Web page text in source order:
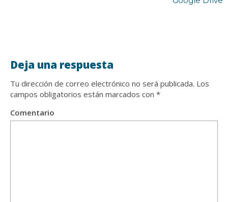
Deja una respuesta
Tu dirección de correo electrónico no será publicada. Los
campos obligatorios están marcados con *
Comentario